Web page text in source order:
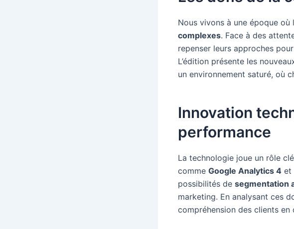
Nous vivons à une époque
complexes. Face à des
repenser leurs approches
L’édition présente les
un environnement saturé, où
Innovation
performance
La technologie joue un rôle
comme Google Analytics 4 et
possibilités de segmentation
marketing. En analysant ces
compréhension des clients